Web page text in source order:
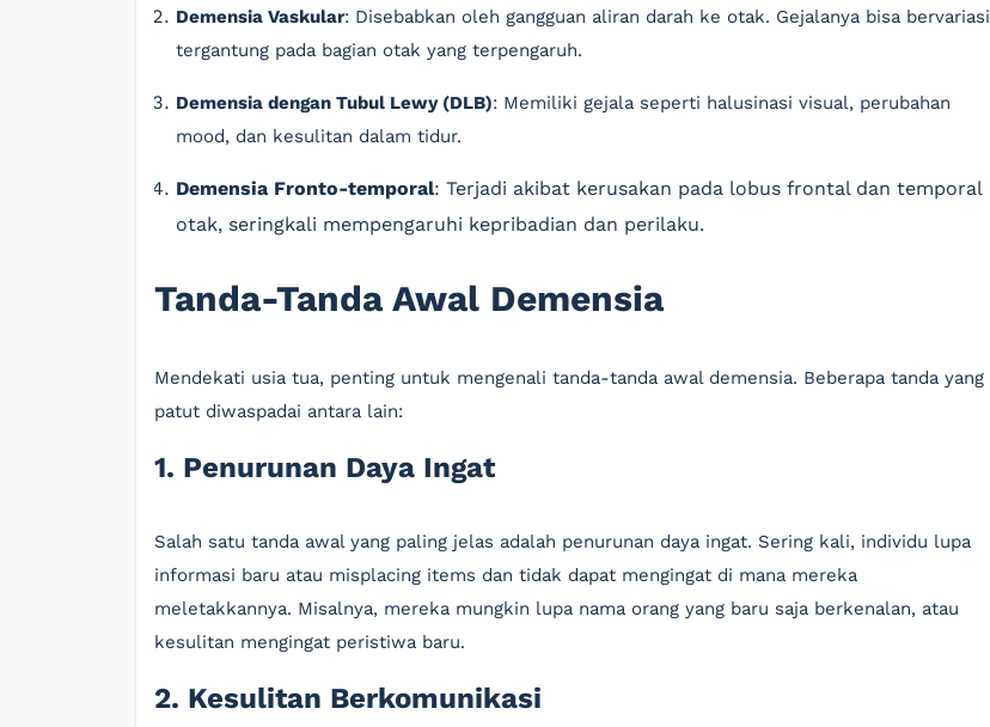
Demensia Vaskular: Disebabkan oleh gangguan aliran darah ke otak. Gejalanya bisa bervariasi
tergantung pada bagian otak yang terpengaruh.
Demensia dengan Tubul Lewy (DLB): Memiliki gejala seperti halusinasi visual, perubahan
mood, dan kesulitan dalam tidur.
Demensia Fronto-temporal: Terjadi akibat kerusakan pada lobus frontal dan temporal
otak, seringkali mempengaruhi kepribadian dan perilaku.
Tanda-Tanda Awal Demensia
Mendekati usia tua, penting untuk mengenali tanda-tanda awal demensia. Beberapa tanda yang
patut diwaspadai antara lain:
1. Penurunan Daya Ingat
Salah satu tanda awal yang paling jelas adalah penurunan daya ingat. Sering kali, individu lupa
informasi baru atau misplacing items dan tidak dapat mengingat di mana mereka
meletakkannya. Misalnya, mereka mungkin lupa nama orang yang baru saja berkenalan, atau
kesulitan mengingat peristiwa baru.
2. Kesulitan Berkomunikasi